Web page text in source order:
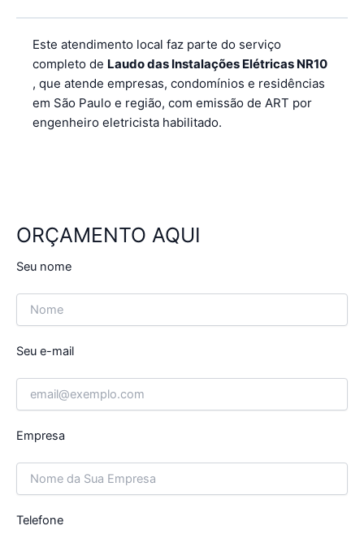
Este atendimento local faz parte do serviço
completo de Laudo das Instalações Elétricas NR10
, que atende empresas, condomínios e residências
em São Paulo e região, com emissão de ART por
engenheiro eletricista habilitado.
ORÇAMENTO AQUI
Seu nome
Seu e-mail
Empresa
Telefone